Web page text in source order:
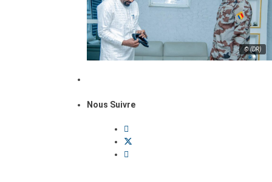
© (DR)
Nous Suivre